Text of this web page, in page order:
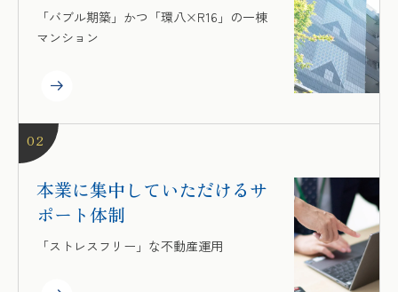
「バブル期築」かつ「環八×R16」の一棟
マンション
02
本業に集中していただけるサ
ポート体制
「ストレスフリー」な不動産運用